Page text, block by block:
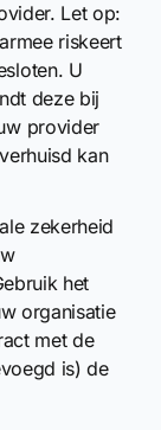
Let op:
riskeert
U
deze bij
provider
kan
zekerheid
het
organisatie
met de
is) de